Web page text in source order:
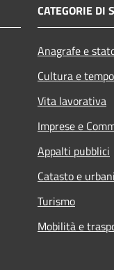
CATEGORIE DI
Anagrafe e
Cultura e
Vita lavorativa
Imprese e
Appalti pubblici
Catasto e
Turismo
Mobilità e